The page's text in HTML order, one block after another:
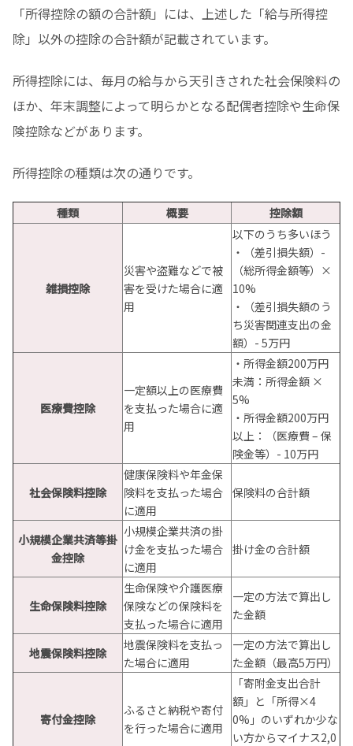
「所得控除の額の合計額」には、上述した「給与所得控
除」以外の控除の合計額が記載されています。
所得控除には、毎月の給与から天引きされた社会保険料の
ほか、年末調整によって明らかとなる配偶者控除や生命保
険控除などがあります。
所得控除の種類は次の通りです。
種類 概要 控除額
雑損控除
災害や盗難などで被
害を受けた場合に適
用
以下のうち多いほう
・（差引損失額）-
（総所得金額等）×
10%
・（差引損失額のう
ち災害関連支出の金
額）- 5万円
医療費控除
一定額以上の医療費
を支払った場合に適
用
・所得金額200万円
未満：所得金額 ×
5%
・所得金額200万円
以上：（医療費 – 保
険金等）- 10万円
社会保険料控除
健康保険料や年金保
険料を支払った場合
に適用
保険料の合計額
小規模企業共済等掛
金控除
小規模企業共済の掛
け金を支払った場合
に適用
掛け金の合計額
生命保険料控除
生命保険や介護医療
保険などの保険料を
支払った場合に適用
一定の方法で算出し
た金額
地震保険料控除
地震保険料を支払っ
た場合に適用
一定の方法で算出し
た金額（最高5万円）
寄付金控除
ふるさと納税や寄付
を行った場合に適用
「寄附金支出合計
額」と「所得×4
0%」のいずれか少な
い方からマイナス2,0